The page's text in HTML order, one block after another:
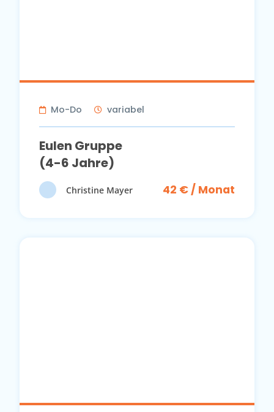
Mo-Do variabel
Eulen Gruppe
(4-6 Jahre)
Christine Mayer 42 € / Monat